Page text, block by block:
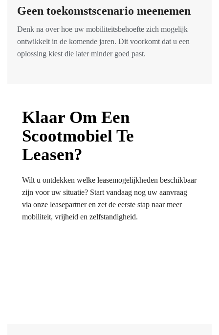
Geen toekomstscenario meenemen
Denk na over hoe uw mobiliteitsbehoefte zich mogelijk
ontwikkelt in de komende jaren. Dit voorkomt dat u een
oplossing kiest die later minder goed past.
Klaar Om Een
Scootmobiel Te
Leasen?
Wilt u ontdekken welke leasemogelijkheden beschikbaar
zijn voor uw situatie? Start vandaag nog uw aanvraag
via onze leasepartner en zet de eerste stap naar meer
mobiliteit, vrijheid en zelfstandigheid.